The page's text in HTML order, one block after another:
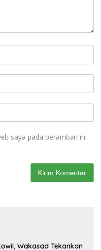
saya pada peramban ini
Wakasad Tekankan